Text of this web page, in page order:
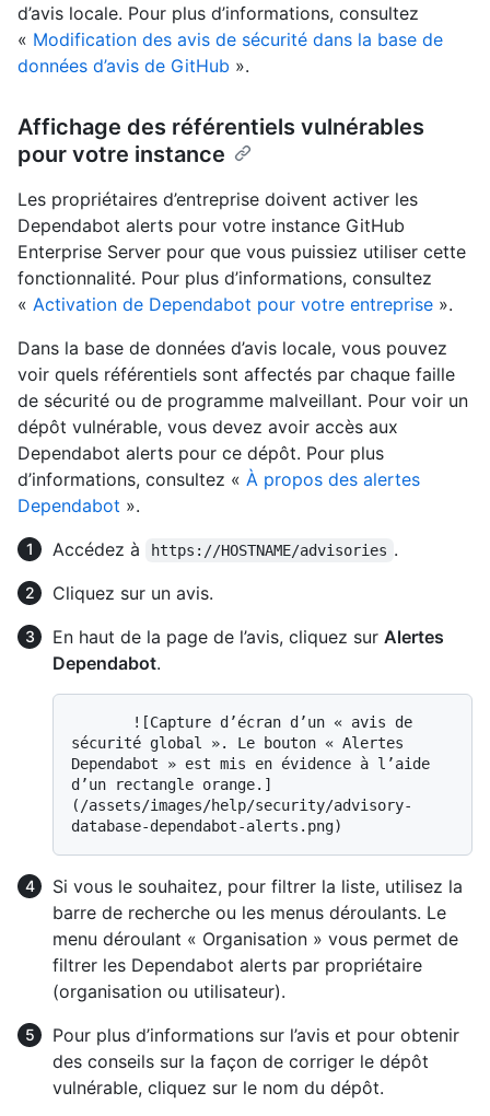
d’avis locale. Pour plus d’informations, consultez
« Modification des avis de sécurité dans la base de
données d’avis de GitHub ».
Affichage des référentiels vulnérables
pour votre instance
Les propriétaires d’entreprise doivent activer les
Dependabot alerts pour votre instance GitHub
Enterprise Server pour que vous puissiez utiliser cette
fonctionnalité. Pour plus d’informations, consultez
« Activation de Dependabot pour votre entreprise ».
Dans la base de données d’avis locale, vous pouvez
voir quels référentiels sont affectés par chaque faille
de sécurité ou de programme malveillant. Pour voir un
dépôt vulnérable, vous devez avoir accès aux
Dependabot alerts pour ce dépôt. Pour plus
d’informations, consultez « À propos des alertes
Dependabot ».
Accédez à
https://HOSTNAME/advisories .
Cliquez sur un avis.
En haut de la page de l’avis, cliquez sur Alertes
Dependabot.
sécurité global ». Le bouton « Alertes
Dependabot » est mis en évidence à l’aide
d’un rectangle orange.]
(/assets/images/help/security/advisory-
Si vous le souhaitez, pour filtrer la liste, utilisez la
barre de recherche ou les menus déroulants. Le
menu déroulant « Organisation » vous permet de
filtrer les Dependabot alerts par propriétaire
(organisation ou utilisateur).
Pour plus d’informations sur l’avis et pour obtenir
des conseils sur la façon de corriger le dépôt
vulnérable, cliquez sur le nom du dépôt.